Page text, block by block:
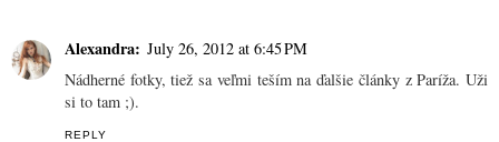
Alexandra: July 26, 2012 at 6:45 PM
Nádherné fotky, tiež sa veľmi teším na ďalšie články z Paríža. Uži
si to tam ;).
REPLY